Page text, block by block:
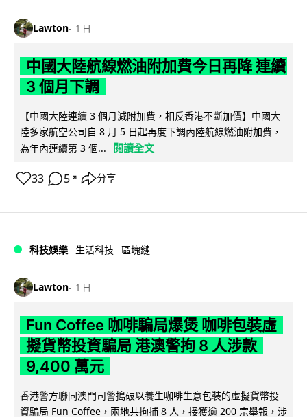
Lawton 1 日
中國大陸航線燃油附加費今日再降 連續
3 個月下調
【中國大陸連續 3 個月減附加費，相反香港不斷加價】中國大
陸多家航空公司自 8 月 5 日起再度下調內陸航線燃油附加費，
為年內連續第 3 個...
閱讀全文
33 5 ↗ 分享
科技娛樂 生活科技 區塊鏈
Lawton 1 日
Fun Coffee 咖啡騙局爆煲 咖啡包裝虛
擬貨幣投資騙局 港澳警拘 8 人涉款
9,400 萬元
香港警方聯同澳門司警搗破以養生咖啡生意包裝的虛擬貨幣投
資騙局 Fun Coffee，兩地共拘捕 8 人，接獲逾 200 宗舉報，涉